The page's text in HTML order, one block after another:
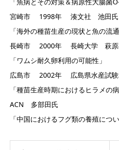
宮崎市 1998年 湊文社 池田氏
「海外の種苗生産の現状と魚の流通
長崎市 2000年 長崎大学 萩原
「ワムシ耐久卵利用の可能性」
広島市 2002年 広島県水産試
「種苗生産時期におけるヒラメの
ACN 多部田氏
「中国におけるフグ類の養殖につい